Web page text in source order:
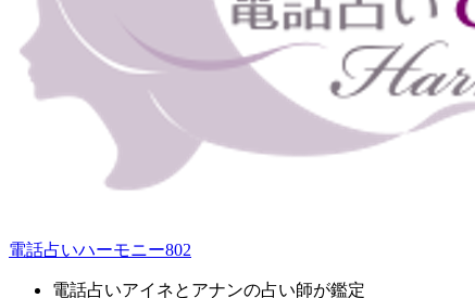
電話占いハーモニー802
電話占いアイネとアナンの占い師が鑑定